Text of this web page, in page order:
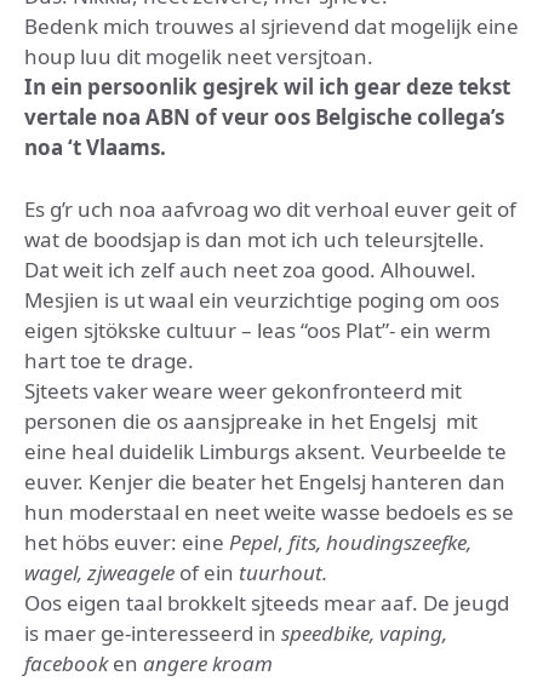
Bedenk mich trouwes al sjrievend dat mogelijk eine
houp luu dit mogelik neet versjtoan.
In ein persoonlik gesjrek wil ich gear deze tekst
vertale noa ABN of veur oos Belgische collega’s
noa ‘t Vlaams.
Es g’r uch noa aafvroag wo dit verhoal euver geit of
wat de boodsjap is dan mot ich uch teleursjtelle.
Dat weit ich zelf auch neet zoa good. Alhouwel.
Mesjien is ut waal ein veurzichtige poging om oos
eigen sjtökske cultuur – leas “oos Plat”- ein werm
hart toe te drage.
Sjteets vaker weare weer gekonfronteerd mit
personen die os aansjpreake in het Engelsj mit
eine heal duidelik Limburgs aksent. Veurbeelde te
euver. Kenjer die beater het Engelsj hanteren dan
hun moderstaal en neet weite wasse bedoels es se
het höbs euver: eine Pepel, fits, houdingszeefke,
wagel, zjweagele of ein tuurhout.
Oos eigen taal brokkelt sjteeds mear aaf. De jeugd
is maer ge-interesseerd in speedbike, vaping,
facebooken angere kroam